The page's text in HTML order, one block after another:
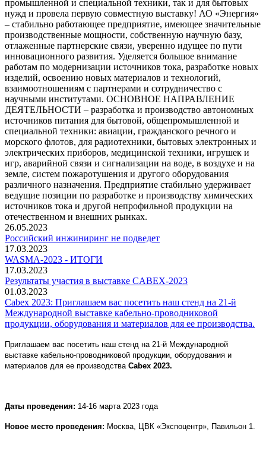
промышленной и специальной техники, так и для бытовых
нужд и провела первую совместную выставку! АО «Энергия»
– стабильно работающее предприятие, имеющее значительные
производственные мощности, собственную научную базу,
отлаженные партнерские связи, уверенно идущее по пути
инновационного развития. Уделяется большое внимание
работам по модернизации источников тока, разработке новых
изделий, освоению новых материалов и технологий,
взаимоотношениям с партнерами и сотрудничество с
научными институтами. ОСНОВНОЕ НАПРАВЛЕНИЕ
ДЕЯТЕЛЬНОСТИ – разработка и производство автономных
источников питания для бытовой, общепромышленной и
специальной техники: авиации, гражданского речного и
морского флотов, для радиотехники, бытовых электронных и
электрических приборов, медицинской техники, игрушек и
игр, аварийной связи и сигнализации на воде, в воздухе и на
земле, систем пожаротушения и другого оборудования
различного назначения. Предприятие стабильно удерживает
ведущие позиции по разработке и производству химических
источников тока и другой непрофильной продукции на
отечественном и внешних рынках.
26.05.2023
Российский инжиниринг не подведет
17.03.2023
WASMA-2023 - ИТОГИ
17.03.2023
Результаты участия в выставке CABEX-2023
01.03.2023
Cabex 2023: Приглашаем вас посетить наш стенд на 21-й
Международной выставке кабельно-проводниковой
продукции, оборудования и материалов для ее производства.
Приглашаем вас посетить наш стенд на 21-й Международной
выставке кабельно-проводниковой продукции, оборудования и
материалов для ее производства Cabex 2023.
Даты проведения: 14-16 марта 2023 года
Новое место проведения: Москва, ЦВК «Экспоцентр», Павильон 1.